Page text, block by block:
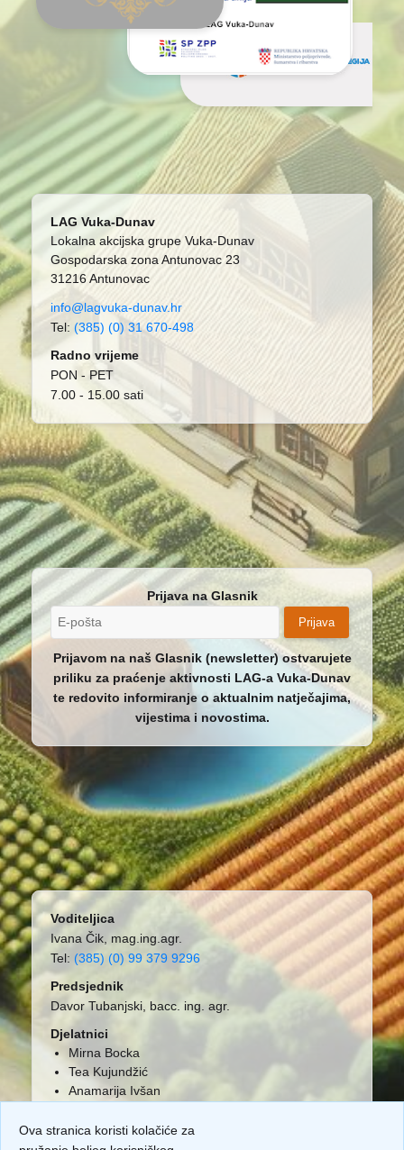
LAG Vuka-Dunav
Lokalna akcijska grupe Vuka-Dunav
Gospodarska zona Antunovac 23
31216 Antunovac
info@lagvuka-dunav.hr
Tel: (385) (0) 31 670-498
Radno vrijeme
PON - PET
7.00 - 15.00 sati
Prijava na Glasnik
Prijava
Prijavom na naš Glasnik (newsletter) ostvarujete
priliku za praćenje aktivnosti LAG-a Vuka-Dunav
te redovito informiranje o aktualnim natječajima,
vijestima i novostima.
Voditeljica
Ivana Čik, mag.ing.agr.
Tel: (385) (0) 99 379 9296
Predsjednik
Davor Tubanjski, bacc. ing. agr.
Djelatnici
Mirna Bocka
Tea Kujundžić
Anamarija Ivšan
Ova stranica koristi kolačiće za